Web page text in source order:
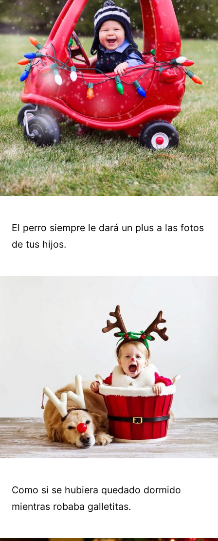
El perro siempre le dará un plus a las fotos
de tus hijos.
Como si se hubiera quedado dormido
mientras robaba galletitas.